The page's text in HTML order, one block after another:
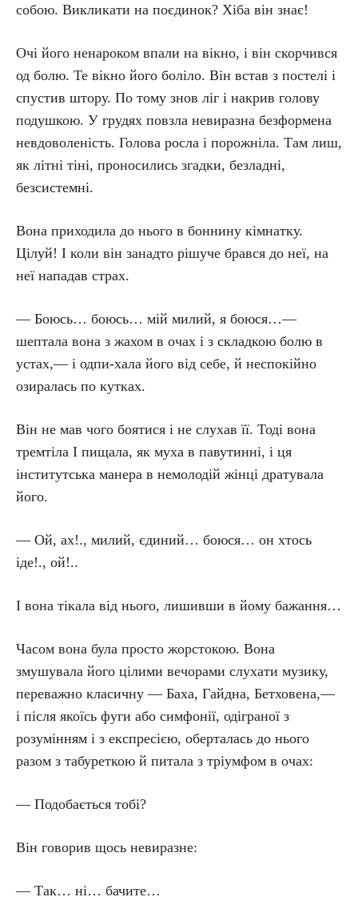
собою. Викликати на поєдинок? Хіба він знає!
Очі його ненароком впали на вікно, і він скорчився
од болю. Те вікно його боліло. Він встав з постелі і
спустив штору. По тому знов ліг і накрив голову
подушкою. У грудях повзла невиразна безформена
невдоволеність. Голова росла і порожніла. Там лиш,
як літні тіні, проносились згадки, безладні,
безсистемні.
Вона приходила до нього в боннину кімнатку.
Цілуй! І коли він занадто рішуче брався до неї, на
неї нападав страх.
— Боюсь… боюсь… мій милий, я боюся…—
шептала вона з жахом в очах і з складкою болю в
устах,— і одпи-хала його від себе, й неспокійно
озиралась по кутках.
Він не мав чого боятися і не слухав її. Тоді вона
тремтіла І пищала, як муха в павутинні, і ця
інститутська манера в немолодій жінці дратувала
його.
— Ой, ах!., милий, єдиний… боюся… он хтось
іде!., ой!..
І вона тікала від нього, лишивши в йому бажання…
Часом вона була просто жорстокою. Вона
змушувала його цілими вечорами слухати музику,
переважно класичну — Баха, Гайдна, Бетховена,—
і після якоїсь фуги або симфонії, одіграної з
розумінням і з експресією, оберталась до нього
разом з табуреткою й питала з тріумфом в очах:
— Подобається тобі?
Він говорив щось невиразне:
— Так… ні… бачите…